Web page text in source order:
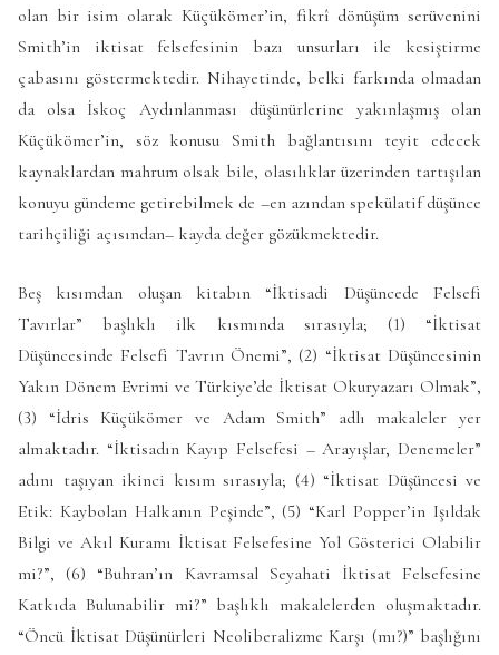
olan bir isim olarak Küçükömer’in, fikrî dönüşüm serüvenini
Smith’in iktisat felsefesinin bazı unsurları ile kesiştirme
çabasını göstermektedir. Nihayetinde, belki farkında olmadan
da olsa İskoç Aydınlanması düşünürlerine yakınlaşmış olan
Küçükömer’in, söz konusu Smith bağlantısını teyit edecek
kaynaklardan mahrum olsak bile, olasılıklar üzerinden tartışılan
konuyu gündeme getirebilmek de –en azından spekülatif düşünce
tarihçiliği açısından– kayda değer gözükmektedir.
Beş kısımdan oluşan kitabın “İktisadi Düşüncede Felsefi
Tavırlar” başlıklı ilk kısmında sırasıyla; (1) “İktisat
Düşüncesinde Felsefi Tavrın Önemi”, (2) “İktisat Düşüncesinin
Yakın Dönem Evrimi ve Türkiye’de İktisat Okuryazarı Olmak”,
(3) “İdris Küçükömer ve Adam Smith” adlı makaleler yer
almaktadır. “İktisadın Kayıp Felsefesi – Arayışlar, Denemeler”
adını taşıyan ikinci kısım sırasıyla; (4) “İktisat Düşüncesi ve
Etik: Kaybolan Halkanın Peşinde”, (5) “Karl Popper’in Işıldak
Bilgi ve Akıl Kuramı İktisat Felsefesine Yol Gösterici Olabilir
mi?”, (6) “Buhran’ın Kavramsal Seyahati İktisat Felsefesine
Katkıda Bulunabilir mi?” başlıklı makalelerden oluşmaktadır.
“Öncü İktisat Düşünürleri Neoliberalizme Karşı (mı?)” başlığını